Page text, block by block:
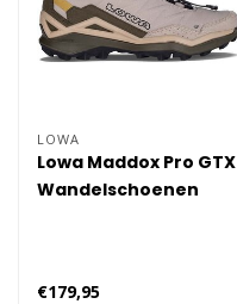
LOWA
Lowa Maddox Pro GTX
Wandelschoenen
€179,95